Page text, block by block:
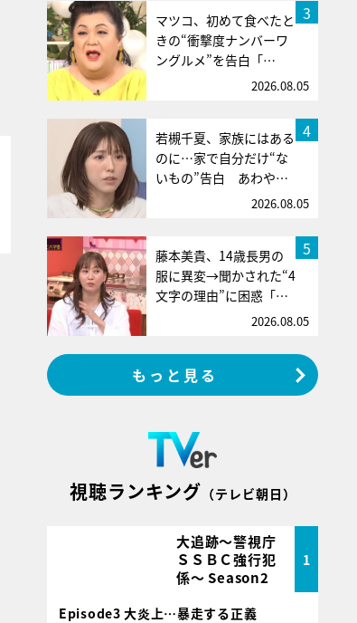
3
マツコ、初めて食べたと
きの“衝撃度ナンバーワ
ングルメ”を告白「…
2026.08.05
4
若槻千夏、家族にはある
のに…家で自分だけ“な
いもの”告白 あわや…
2026.08.05
5
藤本美貴、14歳長男の
服に異変→聞かされた“4
文字の理由”に困惑「…
2026.08.05
もっと見る
視聴ランキング （テレビ朝日）
大追跡～警視庁
ＳＳＢＣ強行犯
係～ Season2
1
Episode3 大炎上…暴走する正義